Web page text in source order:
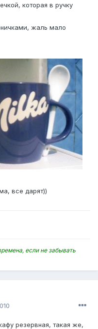
которая в ручку
жаль мало
все дарят))
если не забывать
резервная, такая же,